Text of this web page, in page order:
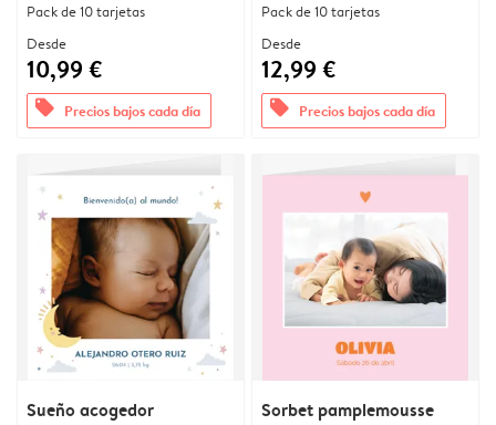
Pack de 10 tarjetas
Desde
10,99 €
offers Precios bajos cada día
Pack de 10 tarjetas
Desde
12,99 €
offers Precios bajos cada día
Sueño acogedor Sorbet pamplemousse